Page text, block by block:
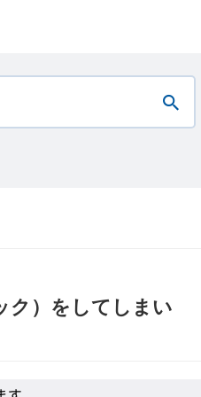
ク）をしてしまい